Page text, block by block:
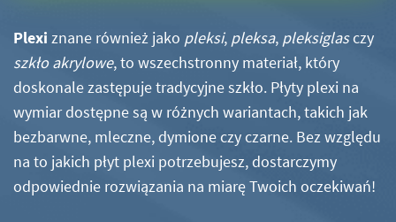
Plexi znane również jako pleksi, pleksa, pleksiglasczy
szkło akrylowe, to wszechstronny materiał, który
doskonale zastępuje tradycyjne szkło. Płyty plexi na
wymiar dostępne są w różnych wariantach, takich jak
bezbarwne, mleczne, dymione czy czarne. Bez względu
na to jakich płyt plexi potrzebujesz, dostarczymy
odpowiednie rozwiązania na miarę Twoich oczekiwań!